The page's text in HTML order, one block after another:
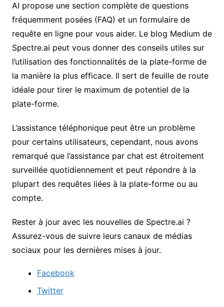
AI propose une section complète de questions
fréquemment posées (FAQ) et un formulaire de
requête en ligne pour vous aider. Le blog Medium de
Spectre.ai peut vous donner des conseils utiles sur
l’utilisation des fonctionnalités de la plate-forme de
la manière la plus efficace. Il sert de feuille de route
idéale pour tirer le maximum de potentiel de la
plate-forme.
L’assistance téléphonique peut être un problème
pour certains utilisateurs, cependant, nous avons
remarqué que l’assistance par chat est étroitement
surveillée quotidiennement et peut répondre à la
plupart des requêtes liées à la plate-forme ou au
compte.
Rester à jour avec les nouvelles de Spectre.ai ?
Assurez-vous de suivre leurs canaux de médias
sociaux pour les dernières mises à jour.
Facebook
Twitter